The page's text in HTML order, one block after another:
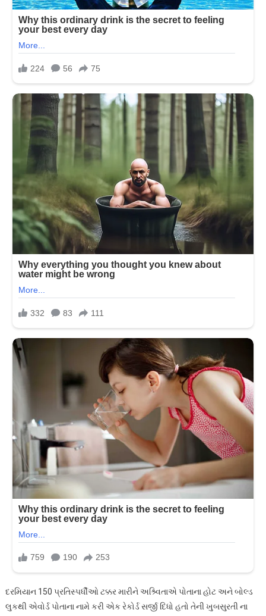
દરમિયાન 150 પ્રતિસ્પર્ધીઓ ટક્કર મારીને અશ્ર્વિતાએ પોતાના હોટ અને બોલ્ડ
લુકથી એવોર્ડ પોતાના નામે કરી એક રેકોર્ડ સર્જી દિધો હતો તેની ખુબસુરતી ના